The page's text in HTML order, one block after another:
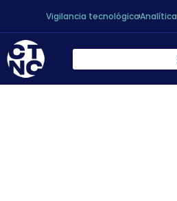
Vigilancia tecnológicaAnalítica